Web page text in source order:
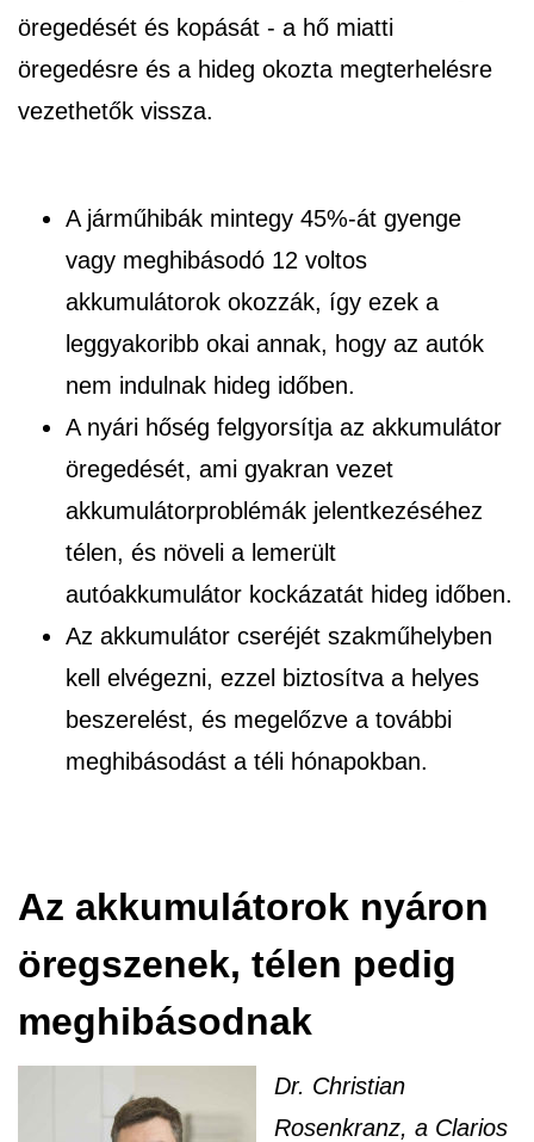
öregedését és kopását - a hő miatti
öregedésre és a hideg okozta megterhelésre
vezethetők vissza.
A járműhibák mintegy 45%-át gyenge
vagy meghibásodó 12 voltos
akkumulátorok okozzák, így ezek a
leggyakoribb okai annak, hogy az autók
nem indulnak hideg időben.
A nyári hőség felgyorsítja az akkumulátor
öregedését, ami gyakran vezet
akkumulátorproblémák jelentkezéséhez
télen, és növeli a lemerült
autóakkumulátor kockázatát hideg időben.
Az akkumulátor cseréjét szakműhelyben
kell elvégezni, ezzel biztosítva a helyes
beszerelést, és megelőzve a további
meghibásodást a téli hónapokban.
Az akkumulátorok nyáron
öregszenek, télen pedig
meghibásodnak
Dr. Christian
Rosenkranz, a Clarios